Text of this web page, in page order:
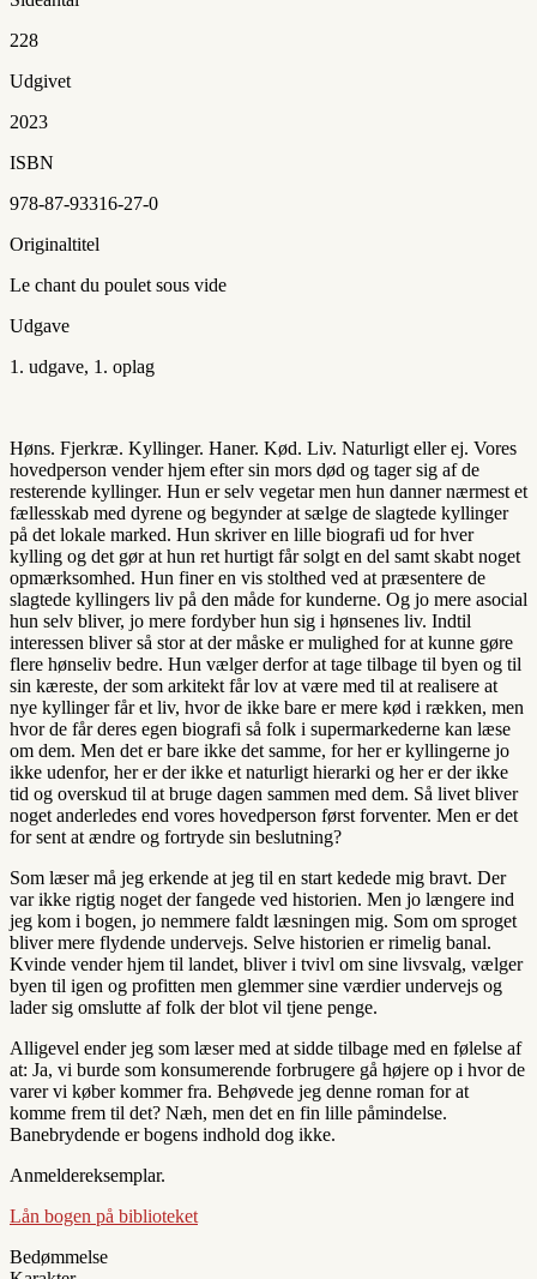
228
Udgivet
2023
ISBN
978-87-93316-27-0
Originaltitel
Le chant du poulet sous vide
Udgave
1. udgave, 1. oplag
Høns. Fjerkræ. Kyllinger. Haner. Kød. Liv. Naturligt eller ej. Vores
hovedperson vender hjem efter sin mors død og tager sig af de
resterende kyllinger. Hun er selv vegetar men hun danner nærmest et
fællesskab med dyrene og begynder at sælge de slagtede kyllinger
på det lokale marked. Hun skriver en lille biografi ud for hver
kylling og det gør at hun ret hurtigt får solgt en del samt skabt noget
opmærksomhed. Hun finer en vis stolthed ved at præsentere de
slagtede kyllingers liv på den måde for kunderne. Og jo mere asocial
hun selv bliver, jo mere fordyber hun sig i hønsenes liv. Indtil
interessen bliver så stor at der måske er mulighed for at kunne gøre
flere hønseliv bedre. Hun vælger derfor at tage tilbage til byen og til
sin kæreste, der som arkitekt får lov at være med til at realisere at
nye kyllinger får et liv, hvor de ikke bare er mere kød i rækken, men
hvor de får deres egen biografi så folk i supermarkederne kan læse
om dem. Men det er bare ikke det samme, for her er kyllingerne jo
ikke udenfor, her er der ikke et naturligt hierarki og her er der ikke
tid og overskud til at bruge dagen sammen med dem. Så livet bliver
noget anderledes end vores hovedperson først forventer. Men er det
for sent at ændre og fortryde sin beslutning?
Som læser må jeg erkende at jeg til en start kedede mig bravt. Der
var ikke rigtig noget der fangede ved historien. Men jo længere ind
jeg kom i bogen, jo nemmere faldt læsningen mig. Som om sproget
bliver mere flydende undervejs. Selve historien er rimelig banal.
Kvinde vender hjem til landet, bliver i tvivl om sine livsvalg, vælger
byen til igen og profitten men glemmer sine værdier undervejs og
lader sig omslutte af folk der blot vil tjene penge.
Alligevel ender jeg som læser med at sidde tilbage med en følelse af
at: Ja, vi burde som konsumerende forbrugere gå højere op i hvor de
varer vi køber kommer fra. Behøvede jeg denne roman for at
komme frem til det? Næh, men det en fin lille påmindelse.
Banebrydende er bogens indhold dog ikke.
Anmeldereksemplar.
Lån bogen på biblioteket
Bedømmelse